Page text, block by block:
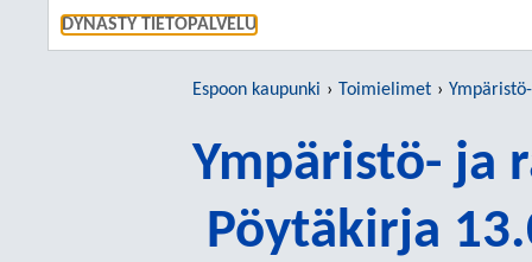
DYNASTY TIETOPALVELU
Espoon kaupunki Toimielimet
Ympäristö- ja
Pöytäkirja